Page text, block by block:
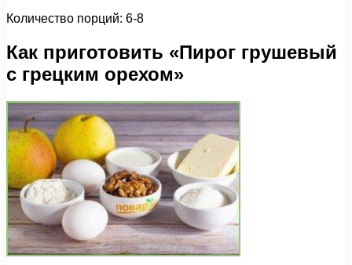
Количество порций: 6-8
Как приготовить «Пирог грушевый
с грецким орехом»